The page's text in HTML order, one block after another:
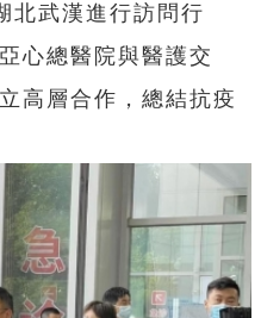
北武漢進行訪問行
心總醫院與醫護交
高層合作，總結抗疫